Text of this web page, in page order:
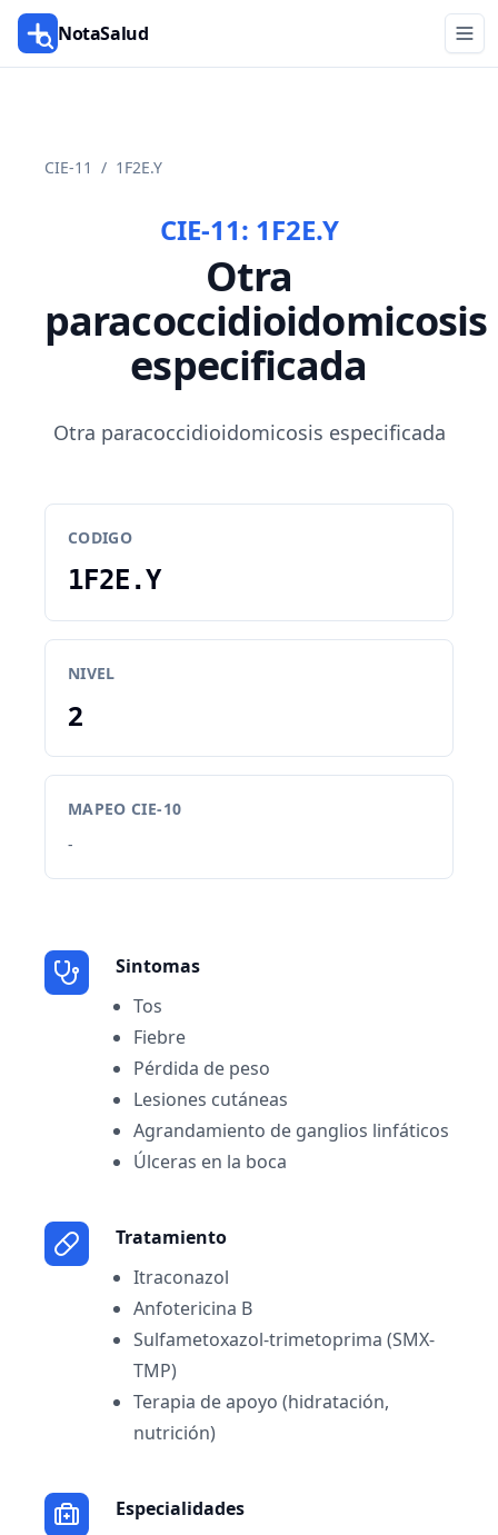
NotaSalud
CIE-11 / 1F2E.Y
CIE-11: 1F2E.Y
Otra
paracoccidioidomicosis
especificada
Otra paracoccidioidomicosis especificada
CODIGO
1F2E.Y
NIVEL
2
MAPEO CIE-10
-
Sintomas
Tos
Fiebre
Pérdida de peso
Lesiones cutáneas
Agrandamiento de ganglios linfáticos
Úlceras en la boca
Tratamiento
Itraconazol
Anfotericina B
Sulfametoxazol-trimetoprima (SMX-
TMP)
Terapia de apoyo (hidratación,
nutrición)
Especialidades